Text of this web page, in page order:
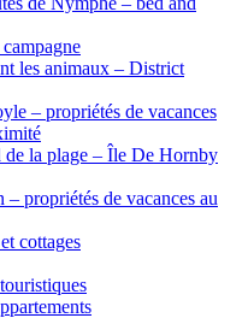
les animaux – District
– propriétés de vacances
de la plage – Île De Hornby
propriétés de vacances au
cottages